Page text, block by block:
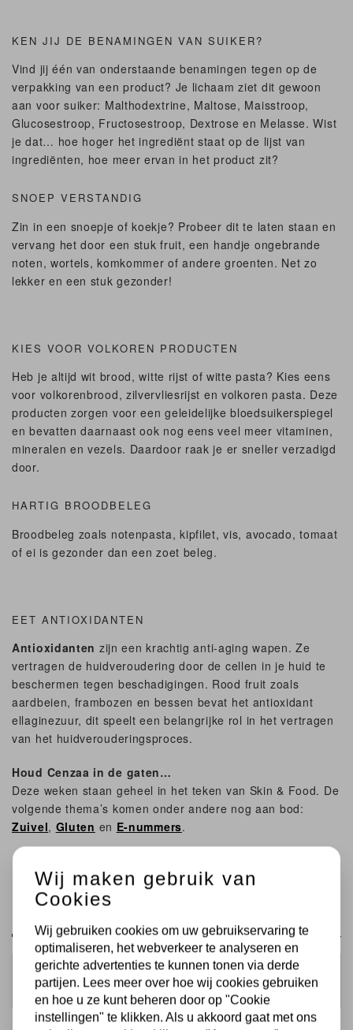
KEN JIJ DE BENAMINGEN VAN SUIKER?
Vind jij één van onderstaande benamingen tegen op de
verpakking van een product? Je lichaam ziet dit gewoon
aan voor suiker: Malthodextrine, Maltose, Maisstroop,
Glucosestroop, Fructosestroop, Dextrose en Melasse. Wist
je dat… hoe hoger het ingrediënt staat op de lijst van
ingrediënten, hoe meer ervan in het product zit?
SNOEP VERSTANDIG
Zin in een snoepje of koekje? Probeer dit te laten staan en
vervang het door een stuk fruit, een handje ongebrande
noten, wortels, komkommer of andere groenten. Net zo
lekker en een stuk gezonder!
KIES VOOR VOLKOREN PRODUCTEN
Heb je altijd wit brood, witte rijst of witte pasta? Kies eens
voor volkorenbrood, zilvervliesrijst en volkoren pasta. Deze
producten zorgen voor een geleidelijke bloedsuikerspiegel
en bevatten daarnaast ook nog eens veel meer vitaminen,
mineralen en vezels. Daardoor raak je er sneller verzadigd
door.
HARTIG BROODBELEG
Broodbeleg zoals notenpasta, kipfilet, vis, avocado, tomaat
of ei is gezonder dan een zoet beleg.
EET ANTIOXIDANTEN
Antioxidanten zijn een krachtig anti-aging wapen. Ze
vertragen de huidveroudering door de cellen in je huid te
beschermen tegen beschadigingen. Rood fruit zoals
aardbeien, frambozen en bessen bevat het antioxidant
ellaginezuur, dit speelt een belangrijke rol in het vertragen
van het huidverouderingsproces.
Houd Cenzaa in de gaten…
Deze weken staan geheel in het teken van Skin & Food. De
volgende thema’s komen onder andere nog aan bod:
Zuivel, Gluten en E-nummers.
← Vorige
Comment(s)
Wij maken gebruik van
Cookies
Wij gebruiken cookies om uw gebruikservaring te
optimaliseren, het webverkeer te analyseren en
gerichte advertenties te kunnen tonen via derde
partijen. Lees meer over hoe wij cookies gebruiken
en hoe u ze kunt beheren door op "Cookie
instellingen" te klikken. Als u akkoord gaat met ons